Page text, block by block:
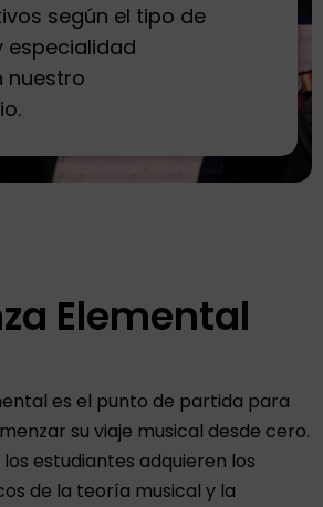
según el tipo de
especialidad
nuestro
Elemental
es el punto de partida para
su viaje musical desde cero.
estudiantes adquieren los
de la teoría musical y la